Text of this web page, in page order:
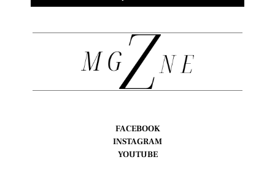
FACEBOOK
INSTAGRAM
YOUTUBE